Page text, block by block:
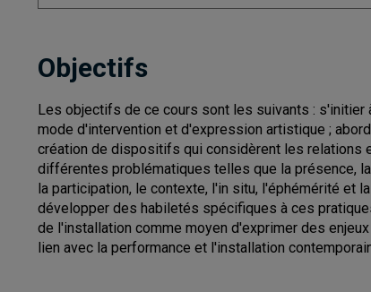
Objectifs
Les objectifs de ce cours sont les suivants : s'initier
mode d'intervention et d'expression artistique ;
création de dispositifs qui considèrent les relations
différentes problématiques telles que la présence,
la participation, le contexte, l'in situ, l'éphémérité et
développer des habiletés spécifiques à ces
de l'installation comme moyen d'exprimer des
lien avec la performance et l'installation